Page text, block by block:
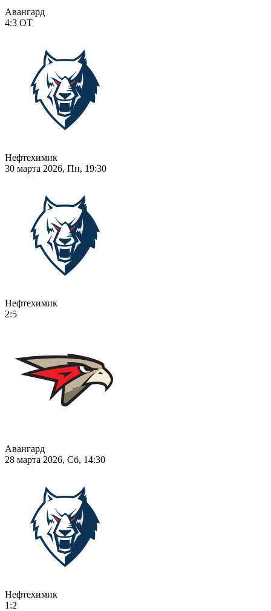
Авангард
4:3 ОТ
Нефтехимик
30 марта 2026, Пн, 19:30
Нефтехимик
2:5
Авангард
28 марта 2026, Сб, 14:30
Нефтехимик
1:2